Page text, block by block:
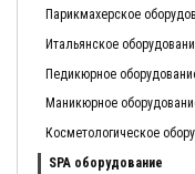
Парикмахерское
Итальянское
Педикюрное
Маникюрное
Косметологическое
SPA оборудование